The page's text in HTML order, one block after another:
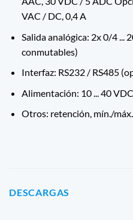
VAC / DC, 0,4 A
Salida analógica: 2x 0/4 ...
conmutables)
Interfaz: RS232 / RS485
Alimentación: 10 ... 40
Otros: retención, mín./
DESCARGAS